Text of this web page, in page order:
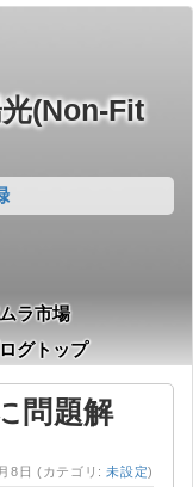
(Non-Fit
ラ市場
グトップ
問題解
8日 (カテゴリ:未設定)